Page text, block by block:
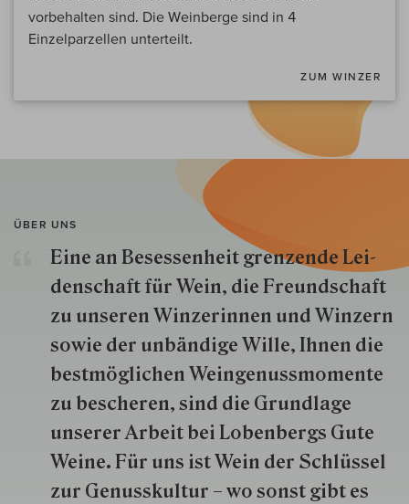
vorbehalten sind. Die Weinberge sind in 4
Einzelparzellen unterteilt.
ZUM WINZER
ÜBER UNS
Eine an Besessenheit gren­zende Lei­
den­schaft für Wein, die Freund­schaft
zu unseren Win­zer­innen und Win­zern
so­wie der un­bän­dige Wille, Ihnen die
best­mög­lich­en Wein­genuss­momente
zu besche­ren, sind die Grund­lage
unserer Arbeit bei Lobenbergs Gute
Weine. Für uns ist Wein der Schlüs­sel
zur Genuss­kultur – wo sonst gibt es